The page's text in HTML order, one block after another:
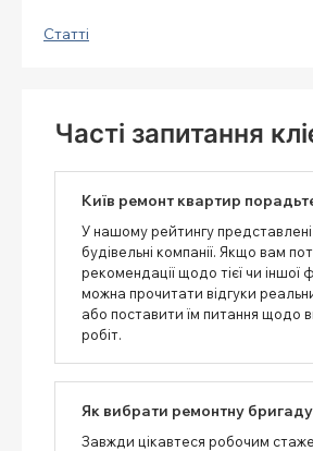
Статті
Часті запитання
Київ ремонт квартир
У нашому рейтингу
будівельні компанії. Якщо вам
рекомендації щодо тієї чи іншої
можна прочитати відгуки
або поставити їм питання щодо
робіт.
Як вибрати ремонтну
Завжди цікавтеся робочим